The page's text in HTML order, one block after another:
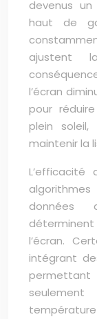
devenus
haut de
ajustent
l’écran
pour
plein
maintenir la
données
l’écran.
intégrant